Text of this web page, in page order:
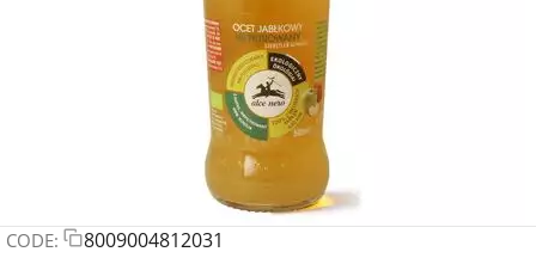
CODE: 8009004812031